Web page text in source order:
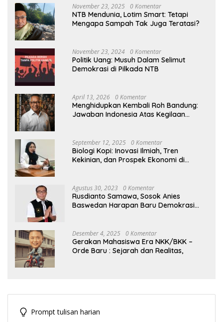
November 23, 2025 0 Komentar
NTB Mendunia, Lotim Smart: Tetapi
Mengapa Sampah Tak Juga Teratasi?
November 23, 2024 0 Komentar
Politik Uang: Musuh Dalam Selimut
Demokrasi di Pilkada NTB
April 13, 2026 0 Komentar
Menghidupkan Kembali Roh Bandung:
Jawaban Indonesia Atas Kegilaan
September 12, 2025 0 Komentar
Biologi Kopi: Inovasi Ilmiah, Tren
Kekinian, dan Prospek Ekonomi di
Agustus 30, 2023 0 Komentar
Rusdianto Samawa, Sosok Anies
Baswedan Harapan Baru Demokrasi
Desember 4, 2025 0 Komentar
Gerakan Mahasiswa Era NKK/BKK –
Orde Baru : Sejarah dan Realitas,
Prompt tulisan harian